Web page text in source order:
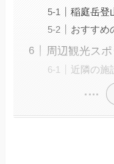
稲庭岳登
おすすめ
周辺観光ス
近隣の施